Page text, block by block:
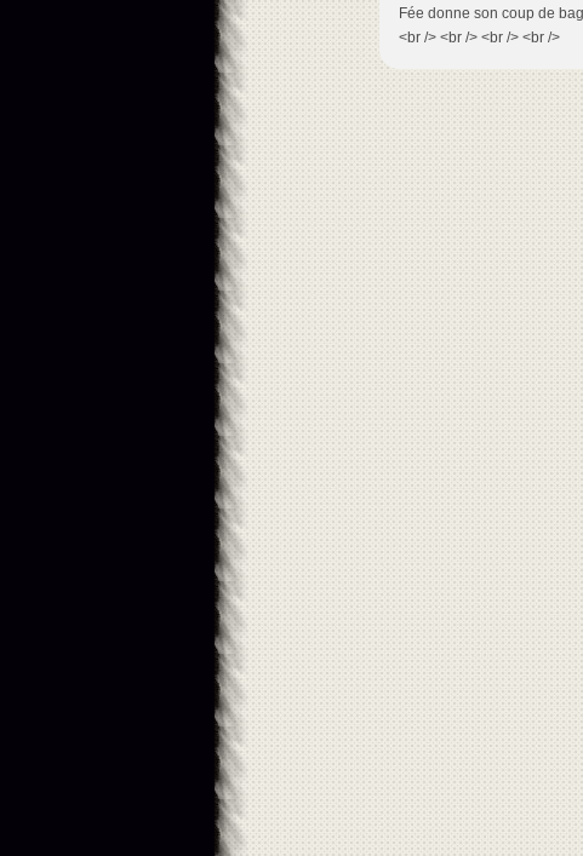
Fée donne son coup de
<br /> <br /> <br /> <br />